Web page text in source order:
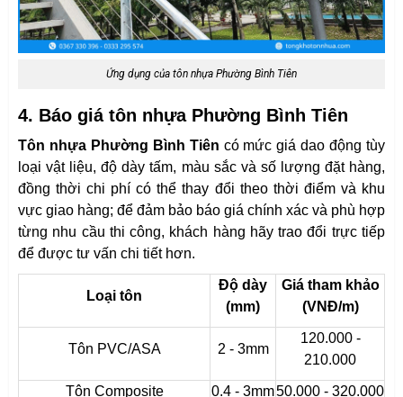
Ứng dụng của tôn nhựa Phường Bình Tiên
4. Báo giá tôn nhựa Phường Bình Tiên
Tôn nhựa Phường Bình Tiên có mức giá dao động tùy
loại vật liệu, độ dày tấm, màu sắc và số lượng đặt hàng,
đồng thời chi phí có thể thay đổi theo thời điểm và khu
vực giao hàng; để đảm bảo báo giá chính xác và phù hợp
từng nhu cầu thi công, khách hàng hãy trao đổi trực tiếp
để được tư vấn chi tiết hơn.
Loại tôn
Độ dày
(mm)
Giá tham khảo
(VNĐ/m)
Tôn PVC/ASA 2 - 3mm
120.000 -
210.000
Tôn Composite 0.4 - 3mm50.000 - 320.000